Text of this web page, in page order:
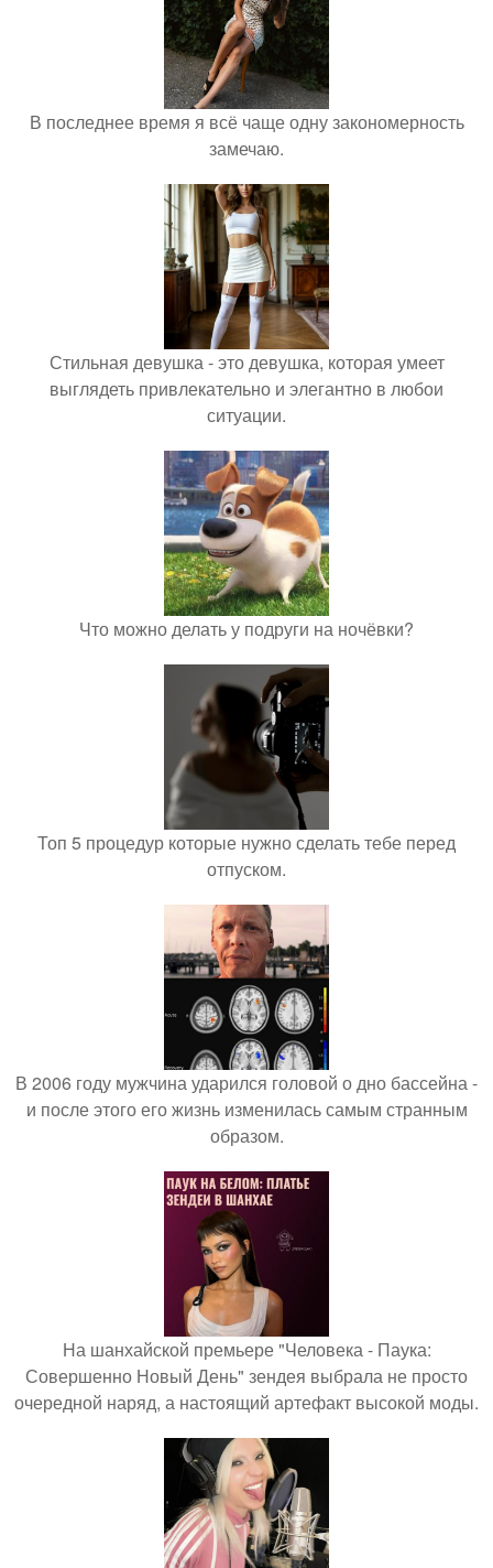
В последнее время я всё чаще одну закономерность
замечаю.
Стильная девушка - это девушка, которая умеет
выглядеть привлекательно и элегантно в любои
ситуации.
Что можно делать у подруги на ночёвки?
Топ 5 процедур которые нужно сделать тебе перед
отпуском.
В 2006 году мужчина ударился головой о дно бассейна -
и после этого его жизнь изменилась самым странным
образом.
На шанхайской премьере "Человека - Паука:
Совершенно Новый День" зендея выбрала не просто
очередной наряд, а настоящий артефакт высокой моды.